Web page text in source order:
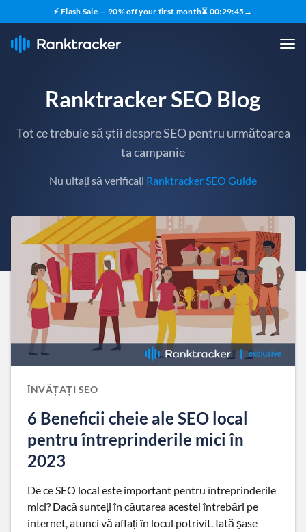
⚡ Flash Sale — 90% off your first month⏳ 00:29:43→
Ranktracker SEO Blog
Tot ce trebuie să știi despre SEO pentru următoarea
ta campanie
Nu uitați să verificați Ranktracker SEO Guide
ÎNVĂȚAȚI SEO
6 Beneficii cheie ale SEO local
pentru întreprinderile mici în
2023
De ce SEO local este important pentru întreprinderile
mici? Dacă sunteți în căutarea acestei întrebări pe
internet, atunci vă aflați în locul potrivit. Iată șase